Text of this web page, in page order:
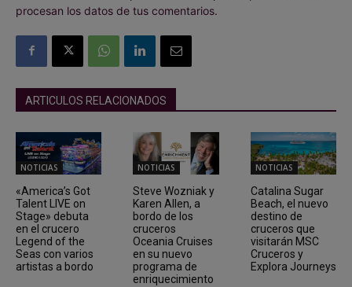
procesan los datos de tus comentarios.
ARTICULOS RELACIONADOS
NOTICIAS
«America’s Got
Talent LIVE on
Stage» debuta
en el crucero
Legend of the
Seas con varios
artistas a bordo
NOTICIAS
Steve Wozniak y
Karen Allen, a
bordo de los
cruceros
Oceania Cruises
en su nuevo
programa de
enriquecimiento
NOTICIAS
Catalina Sugar
Beach, el nuevo
destino de
cruceros que
visitarán MSC
Cruceros y
Explora Journeys